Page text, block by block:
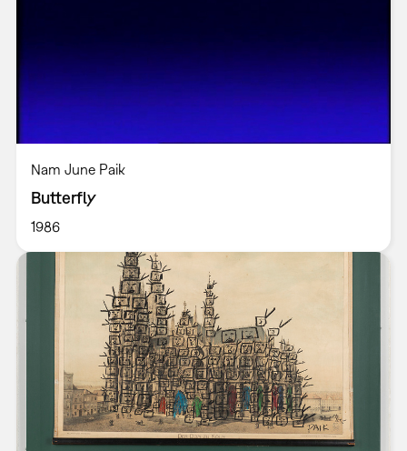
Nam June Paik
Butterfly
1986